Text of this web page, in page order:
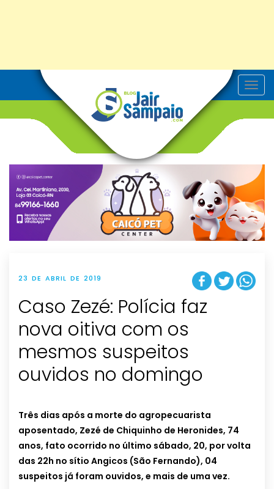
T
o
v
g
t
i
o
n
23 DE ABRIL DE 2019
Caso Zezé: Polícia faz
nova oitiva com os
mesmos suspeitos
ouvidos no domingo
Três dias após a morte do agropecuarista
aposentado, Zezé de Chiquinho de Heronides, 74
anos, fato ocorrido no último sábado, 20, por volta
das 22h no sítio Angicos (São Fernando), 04
suspeitos já foram ouvidos, e mais de uma vez.